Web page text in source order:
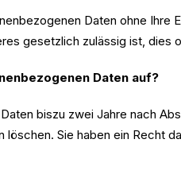
Daten ohne
gesetzlich zulässig ist, dies
Daten auf?
biszu zwei Jahre nach
Sie haben ein Recht